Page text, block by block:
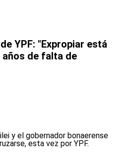
YPF: "Expropiar está
de falta de